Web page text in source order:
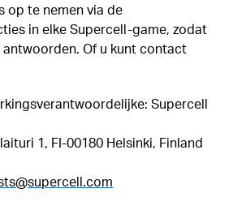
op te nemen via de
in elke Supercell-game, zodat
antwoorden. Of u kunt contact
Supercell
1, FI-00180 Helsinki, Finland